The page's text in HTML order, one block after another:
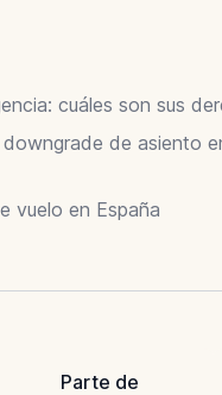
cuáles son sus
de asiento
vuelo en España
Parte de